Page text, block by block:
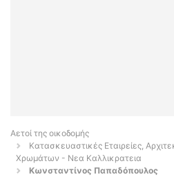
Αετοί της οικοδομής
Κατασκευαστικές Εταιρείες,
Χρωμάτων - Νεα Καλλικρατεια
Κωνσταντίνος Παπαδόπουλος